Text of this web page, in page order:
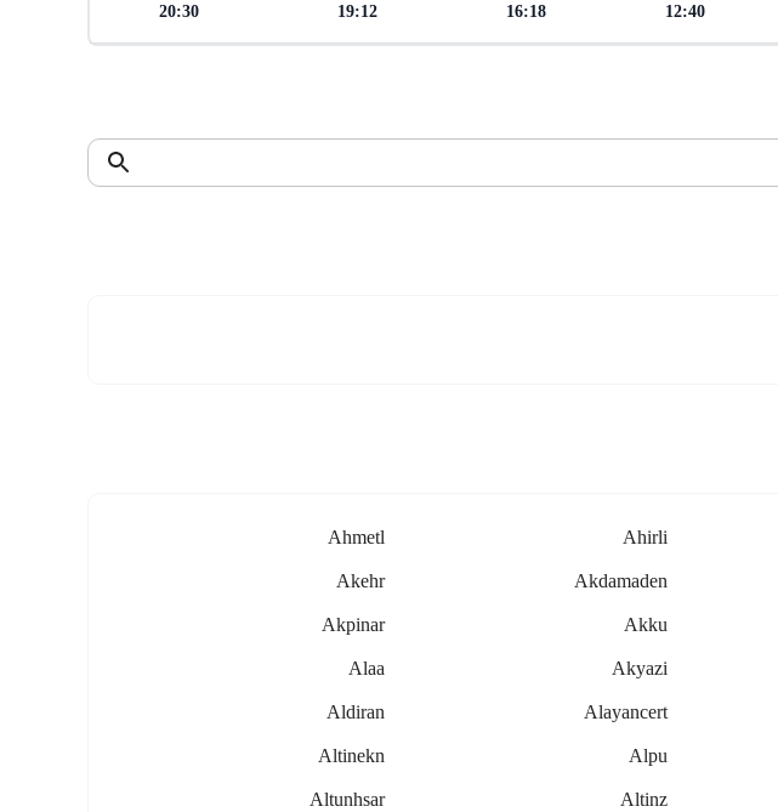
12:40
16:18
19:12
20:30
Ahirli
Ahmetl
Akdamaden
Akehr
Akku
Akpinar
Akyazi
Alaa
Alayancert
Aldiran
Alpu
Altinekn
Altinz
Altunhsar